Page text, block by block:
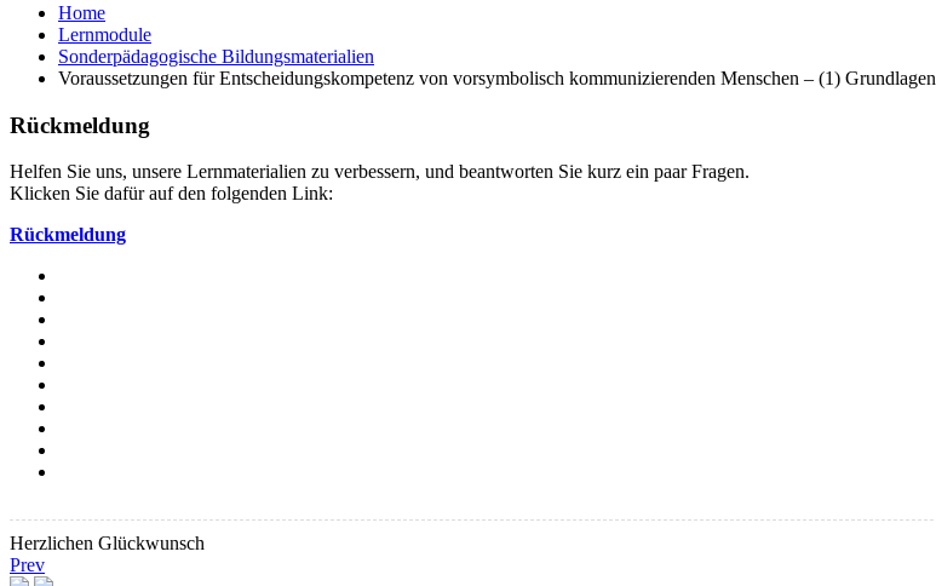
Home
Lernmodule
Sonderpädagogische Bildungsmaterialien
Voraussetzungen für Entscheidungskompetenz von vorsymbolisch kommunizierenden Menschen – (1) Grundlagen
Rückmeldung
Helfen Sie uns, unsere Lernmaterialien zu verbessern, und beantworten Sie kurz ein paar Fragen.
Klicken Sie dafür auf den folgenden Link:
Rückmeldung
Herzlichen Glückwunsch
Prev